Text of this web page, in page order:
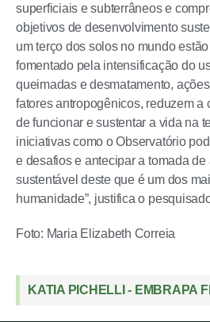
superficiais e subterrâneos e
objetivos de desenvolvimento
um terço dos solos no mundo
fomentado pela intensificação do
queimadas e desmatamento,
fatores antropogênicos, reduzem a
de funcionar e sustentar a vida na
iniciativas como o Observatório
e desafios e antecipar a tomada de
sustentável deste que é um dos
humanidade”, justifica o
Foto: Maria Elizabeth Correia
KATIA PICHELLI - EMBRAPA